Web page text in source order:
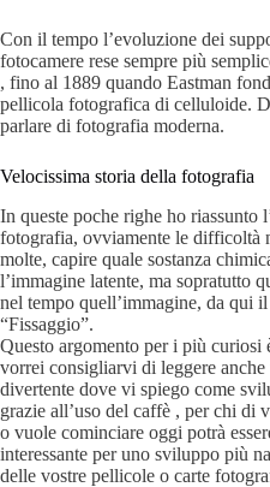
Con il tempo l’evoluzione dei
fotocamere rese sempre più
, fino al 1889 quando Eastman
pellicola fotografica di celluloide.
parlare di fotografia moderna.
Velocissima storia della fotografia
In queste poche righe ho riassunto
fotografia, ovviamente le difficoltà
molte, capire quale sostanza
l’immagine latente, ma sopratutto
nel tempo quell’immagine, da qui
“Fissaggio”.
Questo argomento per i più curiosi
vorrei consigliarvi di leggere
divertente dove vi spiego come
grazie all’uso del caffè , per chi di
o vuole cominciare oggi potrà
interessante per uno sviluppo più
delle vostre pellicole o carte